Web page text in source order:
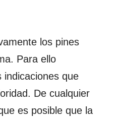
los pines
Para ello
indicaciones que
De cualquier
es posible que la